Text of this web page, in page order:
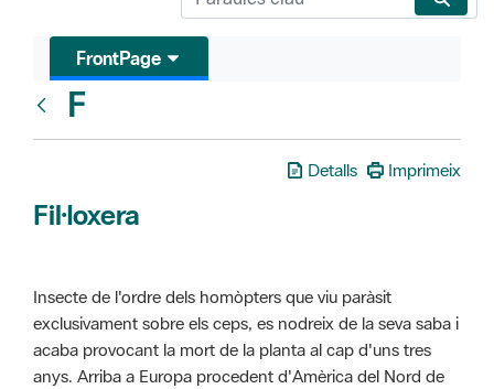
FrontPage
F
Detalls Imprimeix
Fil·loxera
Insecte de l'ordre dels homòpters que viu paràsit
exclusivament sobre els ceps, es nodreix de la seva saba i
acaba provocant la mort de la planta al cap d'uns tres
anys. Arriba a Europa procedent d'Amèrica del Nord de